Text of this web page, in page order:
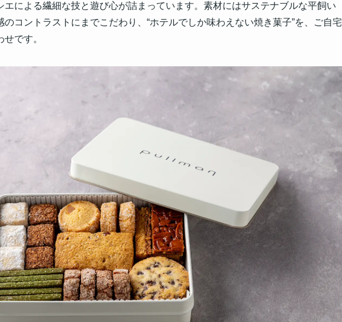
エによる繊細な技と遊び心が詰まっています。素材にはサステナブルな平飼い
コントラストにまでこだわり、“ホテルでしか味わえない焼き菓子”を、ご自宅
です。